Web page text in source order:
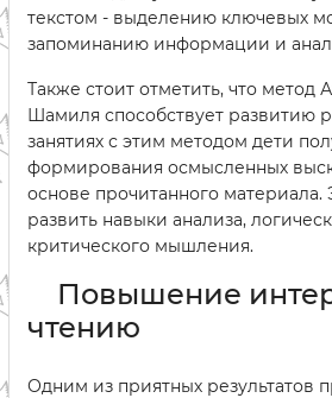
текстом - выделению ключевых
запоминанию информации и
Также стоит отметить, что метод
Шамиля способствует развитию
занятиях с этим методом дети
формирования осмысленных
основе прочитанного материала.
развить навыки анализа,
критического мышления.
Повышение
чтению
Одним из приятных результатов